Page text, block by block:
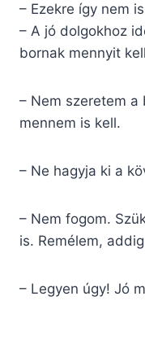
– Ezekre így nem
– A jó dolgokhoz
bornak mennyit
– Nem szeretem a
mennem is kell.
– Ne hagyja ki a
– Nem fogom.
is. Remélem,
– Legyen úgy! Jó